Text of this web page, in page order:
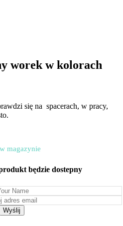
worek w kolorach
się na spacerach, w pracy,
magazynie
będzie dostepny